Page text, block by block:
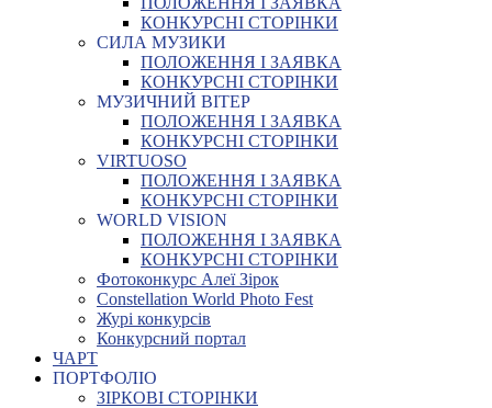
КОНКУРСНІ СТОРІНКИ
СИЛА МУЗИКИ
ПОЛОЖЕННЯ І ЗАЯВКА
КОНКУРСНІ СТОРІНКИ
МУЗИЧНИЙ ВІТЕР
ПОЛОЖЕННЯ І ЗАЯВКА
КОНКУРСНІ СТОРІНКИ
VIRTUOSO
ПОЛОЖЕННЯ І ЗАЯВКА
КОНКУРСНІ СТОРІНКИ
WORLD VISION
ПОЛОЖЕННЯ І ЗАЯВКА
КОНКУРСНІ СТОРІНКИ
Фотоконкурс Алеї Зірок
Constellation World Photo Fest
Журі конкурсів
Конкурсний портал
ЧАРТ
ПОРТФОЛІО
ЗІРКОВІ СТОРІНКИ